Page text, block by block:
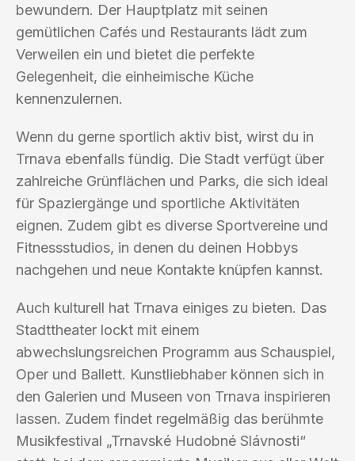
bewundern. Der Hauptplatz mit seinen
gemütlichen Cafés und Restaurants lädt zum
Verweilen ein und bietet die perfekte
Gelegenheit, die einheimische Küche
kennenzulernen.
Wenn du gerne sportlich aktiv bist, wirst du in
Trnava ebenfalls fündig. Die Stadt verfügt über
zahlreiche Grünflächen und Parks, die sich ideal
für Spaziergänge und sportliche Aktivitäten
eignen. Zudem gibt es diverse Sportvereine und
Fitnessstudios, in denen du deinen Hobbys
nachgehen und neue Kontakte knüpfen kannst.
Auch kulturell hat Trnava einiges zu bieten. Das
Stadttheater lockt mit einem
abwechslungsreichen Programm aus Schauspiel,
Oper und Ballett. Kunstliebhaber können sich in
den Galerien und Museen von Trnava inspirieren
lassen. Zudem findet regelmäßig das berühmte
Musikfestival „Trnavské Hudobné Slávnosti“